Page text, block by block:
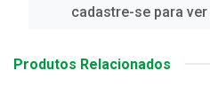
cadastre-se para
Produtos Relacionados